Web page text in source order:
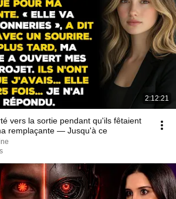
2:12:21
vers la sortie pendant qu'ils fêtaient
remplaçante — Jusqu'à ce